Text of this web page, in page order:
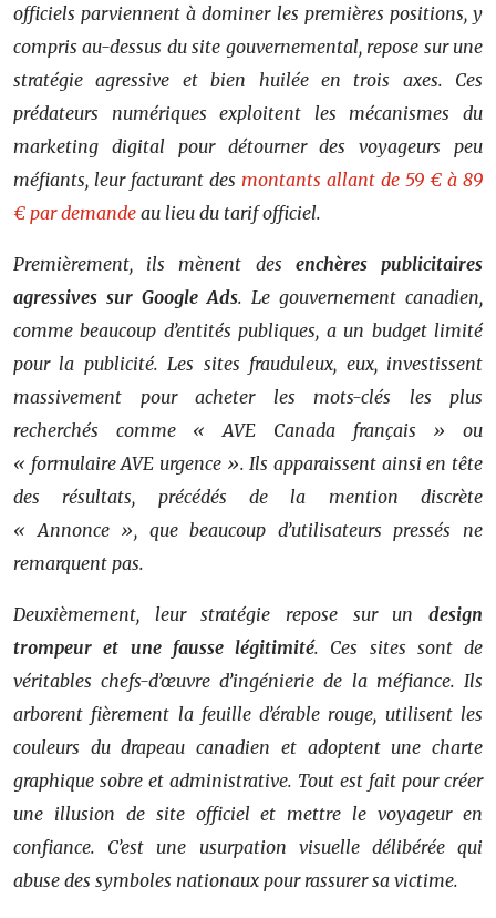
officiels parviennent à dominer les premières positions, y
compris au-dessus du site gouvernemental, repose sur une
stratégie agressive et bien huilée en trois axes. Ces
prédateurs numériques exploitent les mécanismes du
marketing digital pour détourner des voyageurs peu
méfiants, leur facturant des montants allant de 59 € à 89
€ par demande au lieu du tarif officiel.
Premièrement, ils mènent des enchères publicitaires
agressives sur Google Ads. Le gouvernement canadien,
comme beaucoup d’entités publiques, a un budget limité
pour la publicité. Les sites frauduleux, eux, investissent
massivement pour acheter les mots-clés les plus
recherchés comme « AVE Canada français » ou
« formulaire AVE urgence ». Ils apparaissent ainsi en tête
des résultats, précédés de la mention discrète
« Annonce », que beaucoup d’utilisateurs pressés ne
remarquent pas.
Deuxièmement, leur stratégie repose sur un design
trompeur et une fausse légitimité. Ces sites sont de
véritables chefs-d’œuvre d’ingénierie de la méfiance. Ils
arborent fièrement la feuille d’érable rouge, utilisent les
couleurs du drapeau canadien et adoptent une charte
graphique sobre et administrative. Tout est fait pour créer
une illusion de site officiel et mettre le voyageur en
confiance. C’est une usurpation visuelle délibérée qui
abuse des symboles nationaux pour rassurer sa victime.